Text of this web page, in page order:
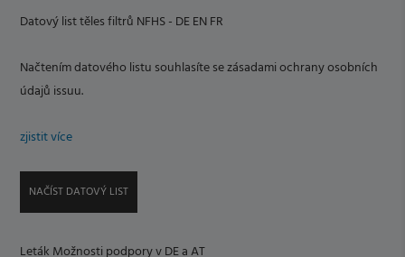
Datový list těles filtrů NFHS - DE EN FR
Načtením datového listu souhlasíte se zásadami ochrany osobních
údajů issuu.
zjistit více
NAČÍST DATOVÝ LIST
Leták Možnosti podpory v DE a AT